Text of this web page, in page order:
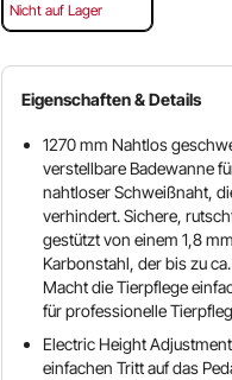
Nicht auf Lager
Eigenschaften & Details
1270 mm Nahtlos
verstellbare Badewanne
nahtloser Schweißnaht,
verhindert. Sichere,
gestützt von einem 1,8
Karbonstahl, der bis zu
Macht die Tierpflege
für professionelle
Electric Height
einfachen Tritt auf das